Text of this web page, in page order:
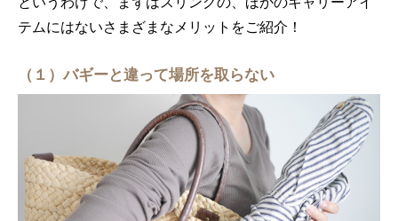
テムにはないさまざまなメリットをご紹介！
（１）バギーと違って場所を取らない